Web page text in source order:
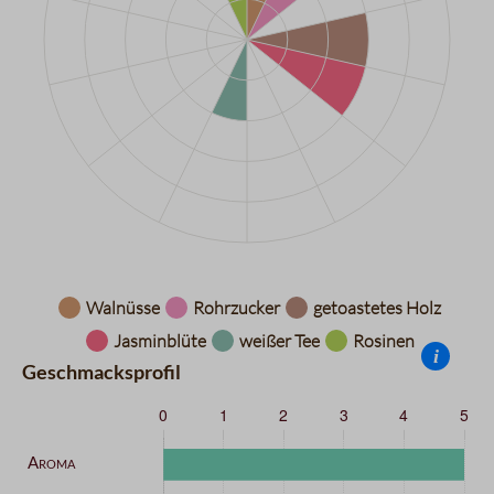
Datentabelle für das Diagramm: Aromarad
Walnüsse Rohrzucker
getoastetes Holz
Jasminblüte
weißer Tee Rosinen
Geschmacksprofil
i